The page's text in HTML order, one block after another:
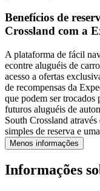
Benefícios de
Crossland com a
A plataforma de fácil
econtre aluguéis de
acesso a ofertas
de recompensas da
que podem ser trocados
futuros aluguéis de
South Crossland
simples de reserva e
Menos informações
Informações